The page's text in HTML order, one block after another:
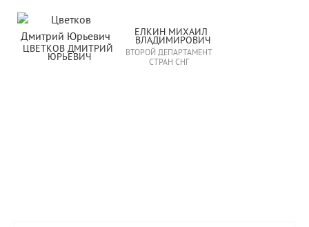
ЦВЕТКОВ ДМИТРИЙ
ЮРЬЕВИЧ
ЕЛКИН МИХАИЛ
ВЛАДИМИРОВИЧ
ВТОРОЙ ДЕПАРТАМЕНТ
СТРАН СНГ